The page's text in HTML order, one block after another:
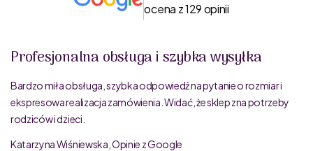
ocena z 129 opinii
Profesjonalna obsługa i szybka wysyłka
Bardzo miła obsługa, szybka odpowiedź na pytanie o rozmiar i
ekspresowa realizacja zamówienia. Widać, że sklep zna potrzeby
rodziców i dzieci.
Katarzyna Wiśniewska, Opinie z Google